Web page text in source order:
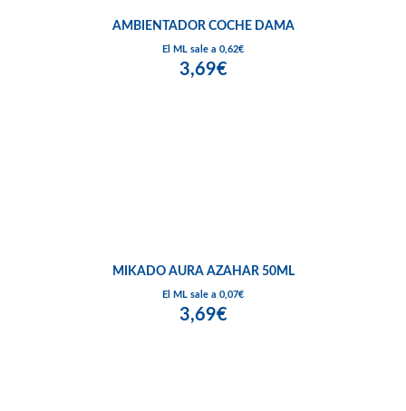
AMBIENTADOR COCHE DAMA
El ML sale a 0,62€
3,69€
MIKADO AURA AZAHAR 50ML
El ML sale a 0,07€
3,69€